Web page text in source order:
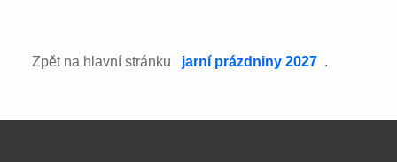
Zpět na hlavní stránku jarní prázdniny 2027 .